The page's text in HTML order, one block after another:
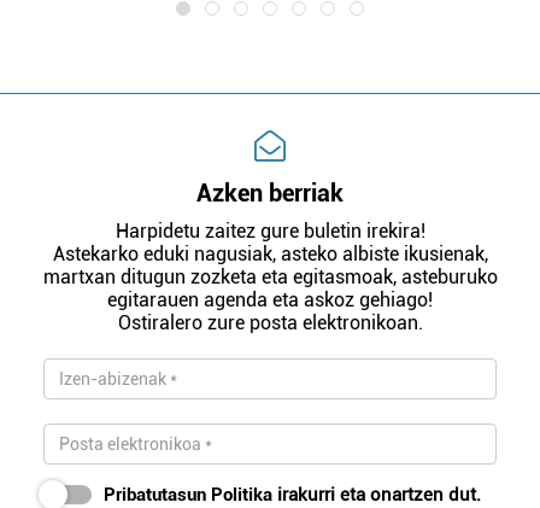
Azken berriak
Harpidetu zaitez gure buletin irekira!
Astekarko eduki nagusiak, asteko albiste ikusienak,
martxan ditugun zozketa eta egitasmoak, asteburuko
egitarauen agenda eta askoz gehiago!
Ostiralero zure posta elektronikoan.
Pribatutasun Politika irakurri eta onartzen dut.